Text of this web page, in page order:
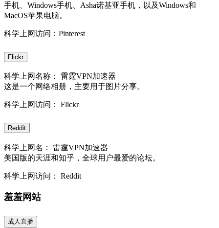
手机、Windows手机、Asha诺基亚手机，以及Windows和
MacOS苹果电脑。
科学上网访问：Pinterest
Flickr
科学上网名称： 雷霆VPN加速器
这是一个网络相册，主要用于图片分享。
科学上网访问： Flickr
Reddit
科学上网名： 雷霆VPN加速器
美国版的天涯和知乎，全球用户最爱的论坛。
科学上网访问： Reddit
羞羞网站
成人直播